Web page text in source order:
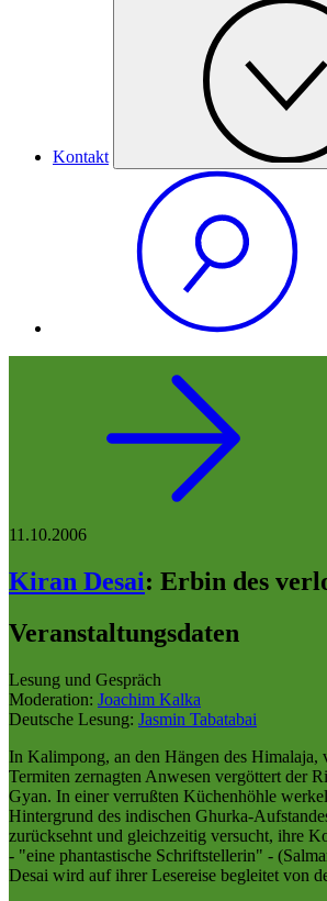
Kontakt
11.10.2006
Kiran Desai: Erbin des
Veranstaltungsdaten
Lesung und Gespräch
Moderation: Joachim Kalka
Deutsche Lesung: Jasmin Tabatabai
In Kalimpong, an den Hängen des Himalaja,
Termiten zernagten Anwesen vergöttert der
Gyan. In einer verrußten Küchenhöhle
Hintergrund des indischen Ghurka-
zurücksehnt und gleichzeitig versucht, ihre
- "eine phantastische Schriftstellerin" -
Desai wird auf ihrer Lesereise begleitet von